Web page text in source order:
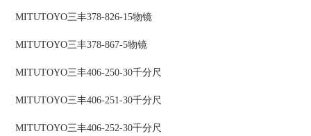
MITUTOYO三丰378-826-15物镜
MITUTOYO三丰378-867-5物镜
MITUTOYO三丰406-250-30千分尺
MITUTOYO三丰406-251-30千分尺
MITUTOYO三丰406-252-30千分尺